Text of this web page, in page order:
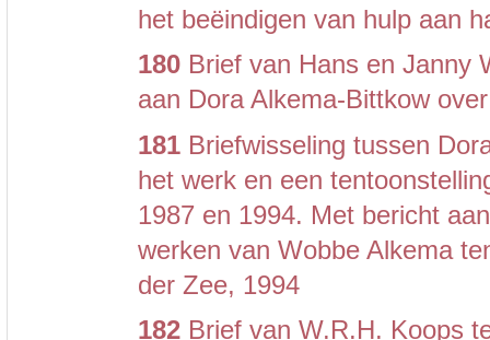
het beëindigen van hulp aan
180Brief van Hans en Janny
aan Dora Alkema-Bittkow
181Briefwisseling tussen
het werk en een
1987 en 1994. Met bericht
werken van Wobbe Alkema
der Zee, 1994
182Brief van W.R.H. Koops